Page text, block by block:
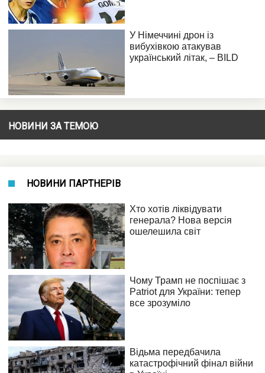
НОВИНИ ЗА ТЕМОЮ
НОВИНИ ПАРТНЕРІВ